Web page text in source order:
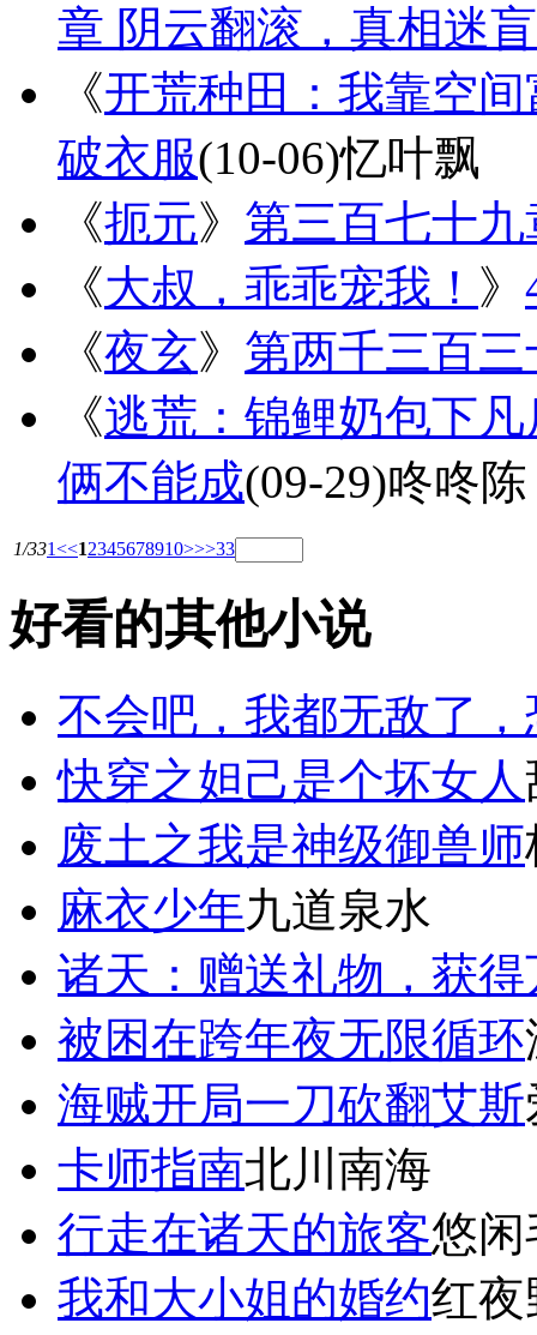
章 阴云翻滚，真相迷盲
《开荒种田：我靠空
破衣服(10-06)忆叶飘
《扼元》 第三百七十
《大叔，乖乖宠我！ 》
《夜玄》 第两千三百
《逃荒：锦鲤奶包下
俩不能成(09-29)咚咚陈
1/331<<12345678910>>>33
好看的其他小说
不会吧，我都无敌了
快穿之妲己是个坏女人
废土之我是神级御兽师
麻衣少年九道泉水
诸天：赠送礼物，获
被困在跨年夜无限循环
海贼开局一刀砍翻艾斯
卡师指南北川南海
行走在诸天的旅客悠闲
我和大小姐的婚约红夜